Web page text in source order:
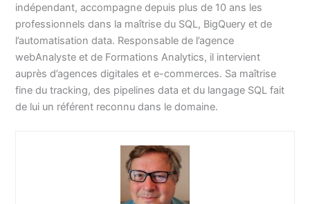
indépendant, accompagne depuis plus de 10 ans les
professionnels dans la maîtrise du SQL, BigQuery et de
l’automatisation data. Responsable de l’agence
webAnalyste et de Formations Analytics, il intervient
auprès d’agences digitales et e-commerces. Sa maîtrise
fine du tracking, des pipelines data et du langage SQL fait
de lui un référent reconnu dans le domaine.